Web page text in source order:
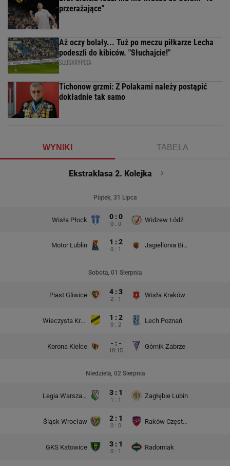
przerażające"
Aż oczy bolały... Tuż po meczu piłkarze Lecha
podeszli do kibiców. "Słuchajcie!"
SUBSKRYPCJA
Tichonow grzmi: Z Polakami należy postąpić
dokładnie tak samo
WYNIKI TABELA
Ekstraklasa 2. Kolejka
Piątek, 31 Lipca
Wisła Płock 0 : 0
0 : 0
Widzew Łódź
Motor Lublin 1 : 2
0 : 1
Jagiellonia Białystok
Sobota, 01 Sierpnia
Piast Gliwice 4 : 3
2 : 1
Wisła Kraków
Wieczysta Kraków 1 : 2
0 : 2
Lech Poznań
Korona Kielce - : -
18:15
Górnik Zabrze
Niedziela, 02 Sierpnia
Legia Warszawa 3 : 1
1 : 1
Zagłębie Lubin
Śląsk Wrocław 2 : 1
0 : 0
Raków Częstochowa
GKS Katowice 3 : 1
0 : 1
Radomiak